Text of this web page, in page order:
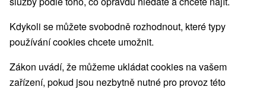
Nejhledanější oblasti
v Tatrách(73) Zobrazit vše
Kdykoli se můžete svobodně rozhodnout, které typy
používání cookies chcete umožnit.
Zákon uvádí, že můžeme ukládat cookies na vašem
zařízení, pokud jsou nezbytně nutné pro provoz této